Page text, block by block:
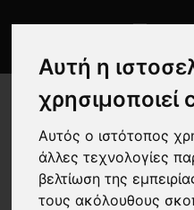
Αυτή η
χρησιμοποιεί
Αυτός ο ιστότοπος
άλλες τεχνολογίες
βελτίωση της
τους ακόλουθουςNew
-25 %